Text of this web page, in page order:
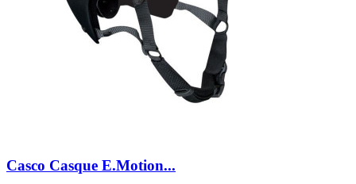
Casco Casque E.Motion...